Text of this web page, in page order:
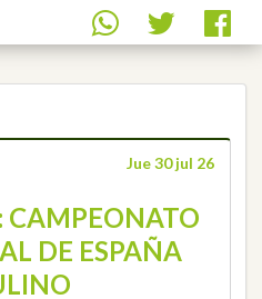
Jue 30 jul 26
DE ESPAÑA